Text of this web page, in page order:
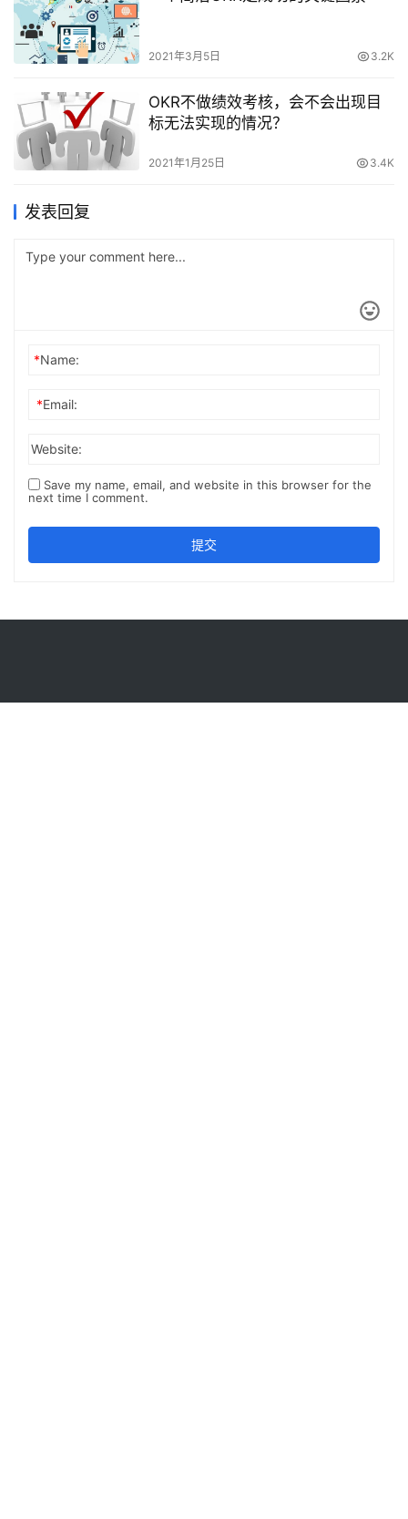
2021年3月5日 3.2K
OKR不做绩效考核，会不会出现目
标无法实现的情况？
2021年1月25日 3.4K
发表回复
*Name:
*Email:
Website:
Save my name, email, and website in this browser for the
next time I comment.
提交